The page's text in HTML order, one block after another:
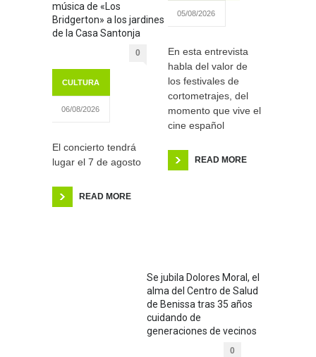
música de «Los
Bridgerton» a los jardines
de la Casa Santonja
0
CULTURA
06/08/2026
El concierto tendrá
lugar el 7 de agosto
READ MORE
05/08/2026
En esta entrevista
habla del valor de
los festivales de
cortometrajes, del
momento que vive el
cine español
READ MORE
Se jubila Dolores Moral, el
alma del Centro de Salud
de Benissa tras 35 años
cuidando de
generaciones de vecinos
0